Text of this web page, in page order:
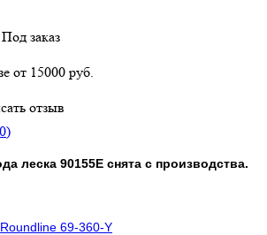
Под заказ
от 15000 руб.
отзыв
леска 90155E снята с производства.
69-360-Y